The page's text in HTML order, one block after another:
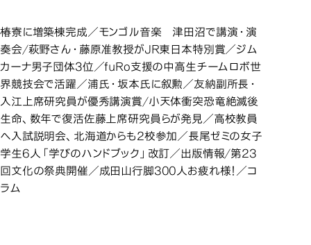
椿寮に増築棟完成／モンゴル音楽 津田沼で講演・演
奏会/萩野さん・藤原准教授がJR東日本特別賞／ジム
カーナ男子団体3位／fuRo支援の中高生チームロボ世
界競技会で活躍／浦氏・坂本氏に叙勲／友納副所長・
入江上席研究員が優秀講演賞/小天体衝突恐竜絶滅後
生命、数年で復活佐藤上席研究員らが発見／高校教員
へ入試説明会、北海道からも2校参加／長尾ゼミの女子
学生6人「学びのハンドブック」改訂／出版情報/第23
回文化の祭典開催／成田山行脚300人お疲れ様！／コ
ラム